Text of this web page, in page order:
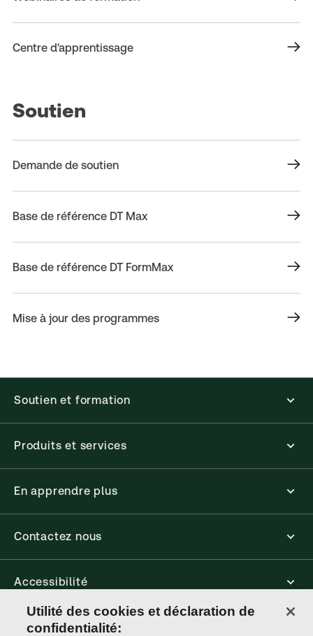
Centre d'apprentissage
Soutien
Demande de soutien
Base de référence DT Max
Base de référence DT FormMax
Mise à jour des programmes
Soutien et formation
Produits et services
En apprendre plus
Contactez nous
Accessibilité
Connect
Utilité des cookies et déclaration de
confidentialité: